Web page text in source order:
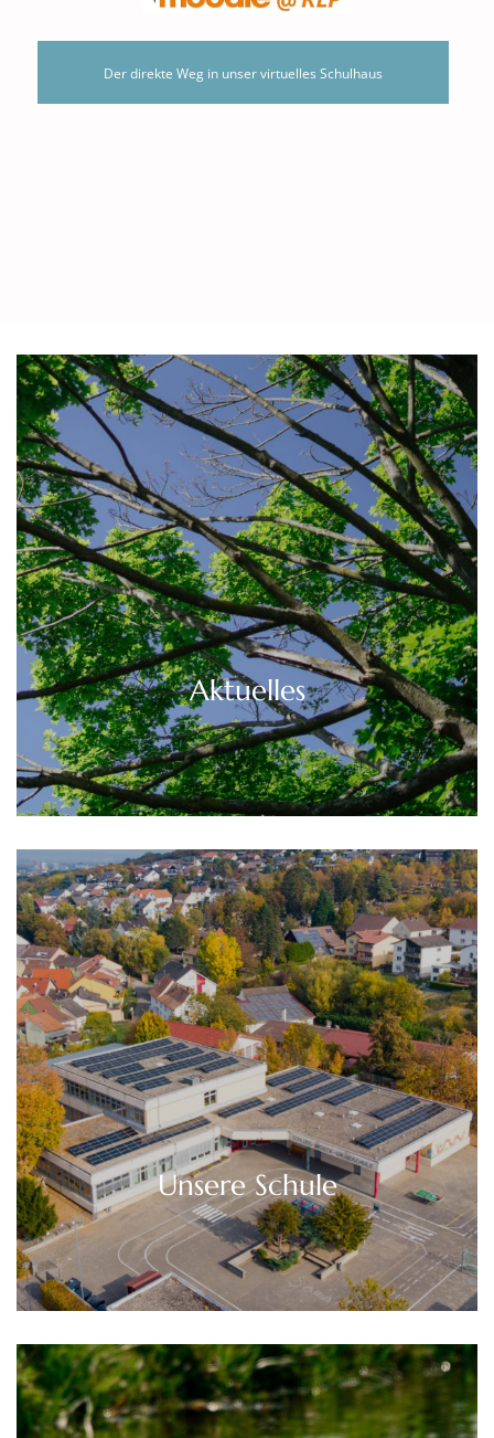
Der direkte Weg in unser virtuelles Schulhaus
Aktuelles
Unsere Schule